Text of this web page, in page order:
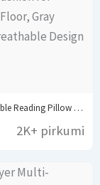
1pc Adjustable Reading Pillow - Ergonomic Back Support...
2K+ pirkumi